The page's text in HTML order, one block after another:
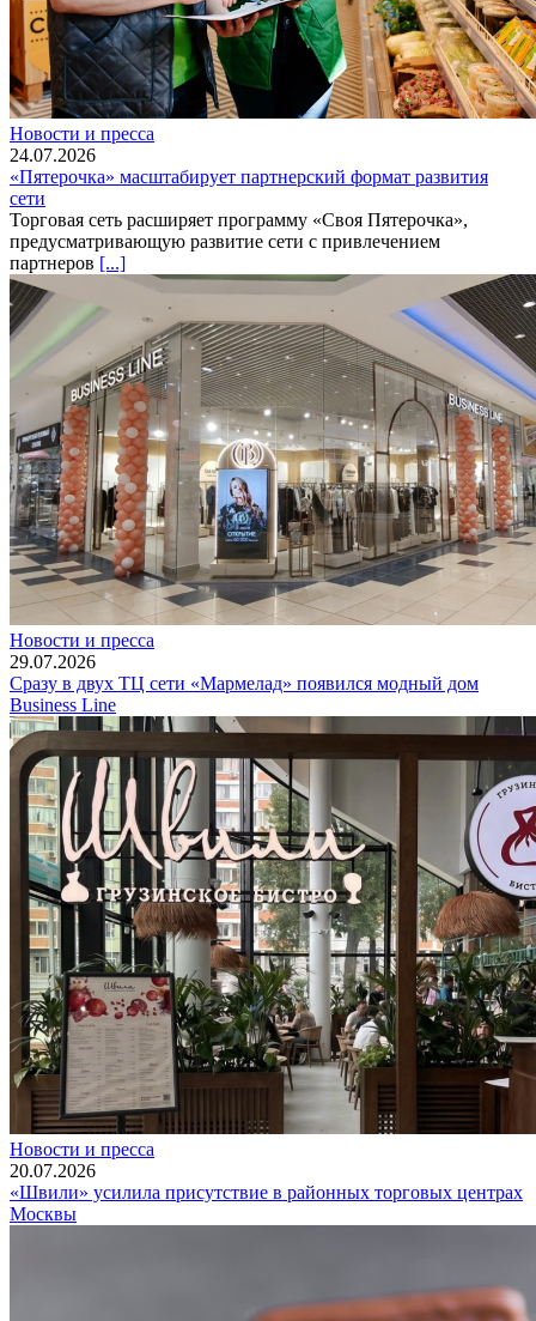
Новости и пресса
24.07.2026
«Пятерочка» масштабирует партнерский формат развития
сети
Торговая сеть расширяет программу «Своя Пятерочка»,
предусматривающую развитие сети с привлечением
партнеров [...]
Новости и пресса
29.07.2026
Сразу в двух ТЦ сети «Мармелад» появился модный дом
Business Line
Новости и пресса
20.07.2026
«Швили» усилила присутствие в районных торговых центрах
Москвы